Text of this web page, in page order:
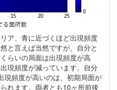
ア、青に近づくほど出現頻度
と言えば当然ですが、自分と
らいの局面は出現頻度が高
現頻度が減っています。自分
現頻度が高いのは、初期局面が
れます。両者とも10ヶ所前後